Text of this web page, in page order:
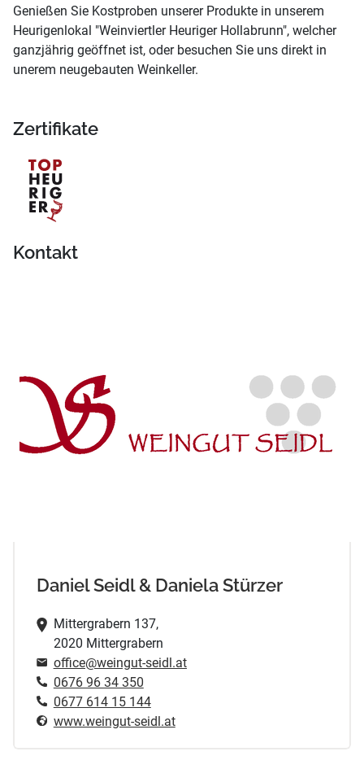
Genießen Sie Kostproben unserer Produkte in unserem
Heurigenlokal "Weinviertler Heuriger Hollabrunn", welcher
ganzjährig geöffnet ist, oder besuchen Sie uns direkt in
unerem neugebauten Weinkeller.
Zertifikate
Kontakt
Daniel Seidl & Daniela Stürzer
Mittergrabern 137,
2020 Mittergrabern
office@weingut-seidl.at
0676 96 34 350
0677 614 15 144
www.weingut-seidl.at